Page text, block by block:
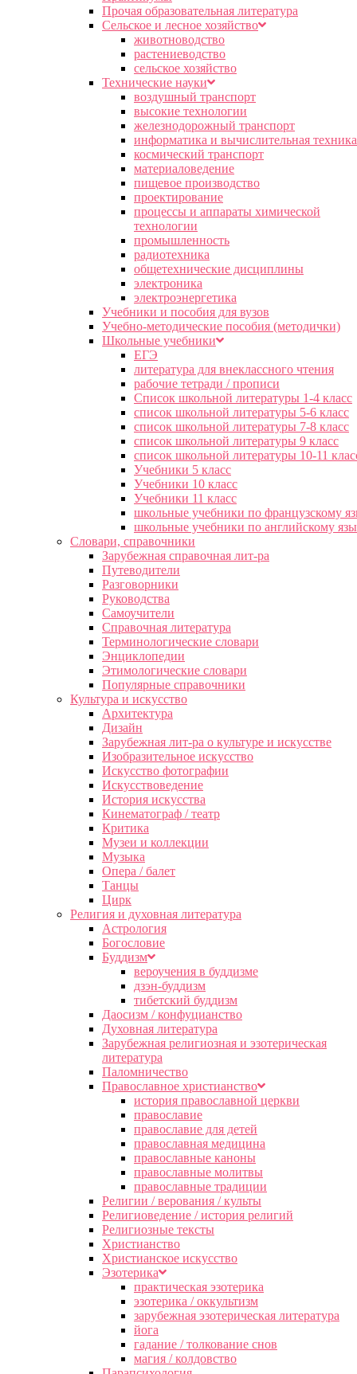
Прочая образовательная литература
Сельское и лесное хозяйство
животноводство
растениеводство
сельское хозяйство
Технические науки
воздушный транспорт
высокие технологии
железнодорожный транспорт
информатика и вычислительная техника
космический транспорт
материаловедение
пищевое производство
проектирование
процессы и аппараты химической
технологии
промышленность
радиотехника
общетехнические дисциплины
электроника
электроэнергетика
Учебники и пособия для вузов
Учебно-методические пособия (методички)
Школьные учебники
ЕГЭ
литература для внеклассного чтения
рабочие тетради / прописи
Список школьной литературы 1-4 класс
список школьной литературы 5-6 класс
список школьной литературы 7-8 класс
список школьной литературы 9 класс
список школьной литературы 10-11
Учебники 5 класс
Учебники 10 класс
Учебники 11 класс
школьные учебники по французскому
школьные учебники по английскому
Словари, справочники
Зарубежная справочная лит-ра
Путеводители
Разговорники
Руководства
Самоучители
Справочная литература
Терминологические словари
Энциклопедии
Этимологические словари
Популярные справочники
Культура и искусство
Архитектура
Дизайн
Зарубежная лит-ра о культуре и искусстве
Изобразительное искусство
Искусство фотографии
Искусствоведение
История искусства
Кинематограф / театр
Критика
Музеи и коллекции
Музыка
Опера / балет
Танцы
Цирк
Религия и духовная литература
Астрология
Богословие
Буддизм
вероучения в буддизме
дзэн-буддизм
тибетский буддизм
Даосизм / конфуцианство
Духовная литература
Зарубежная религиозная и эзотерическая
литература
Паломничество
Православное христианство
история православной церкви
православие
православие для детей
православная медицина
православные каноны
православные молитвы
православные традиции
Религии / верования / культы
Религиоведение / история религий
Религиозные тексты
Христианство
Христианское искусство
Эзотерика
практическая эзотерика
эзотерика / оккультизм
зарубежная эзотерическая литература
йога
гадание / толкование снов
магия / колдовство